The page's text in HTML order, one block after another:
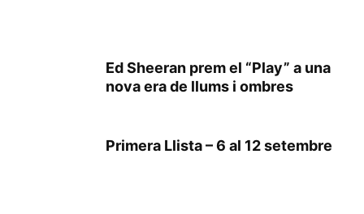
Ed Sheeran prem el “Play” a una
nova era de llums i ombres
Primera Llista – 6 al 12 setembre